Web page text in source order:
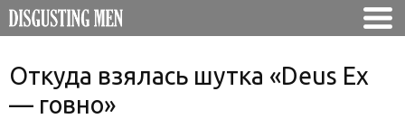
Откуда взялась шутка «Deus Ex
— говно»